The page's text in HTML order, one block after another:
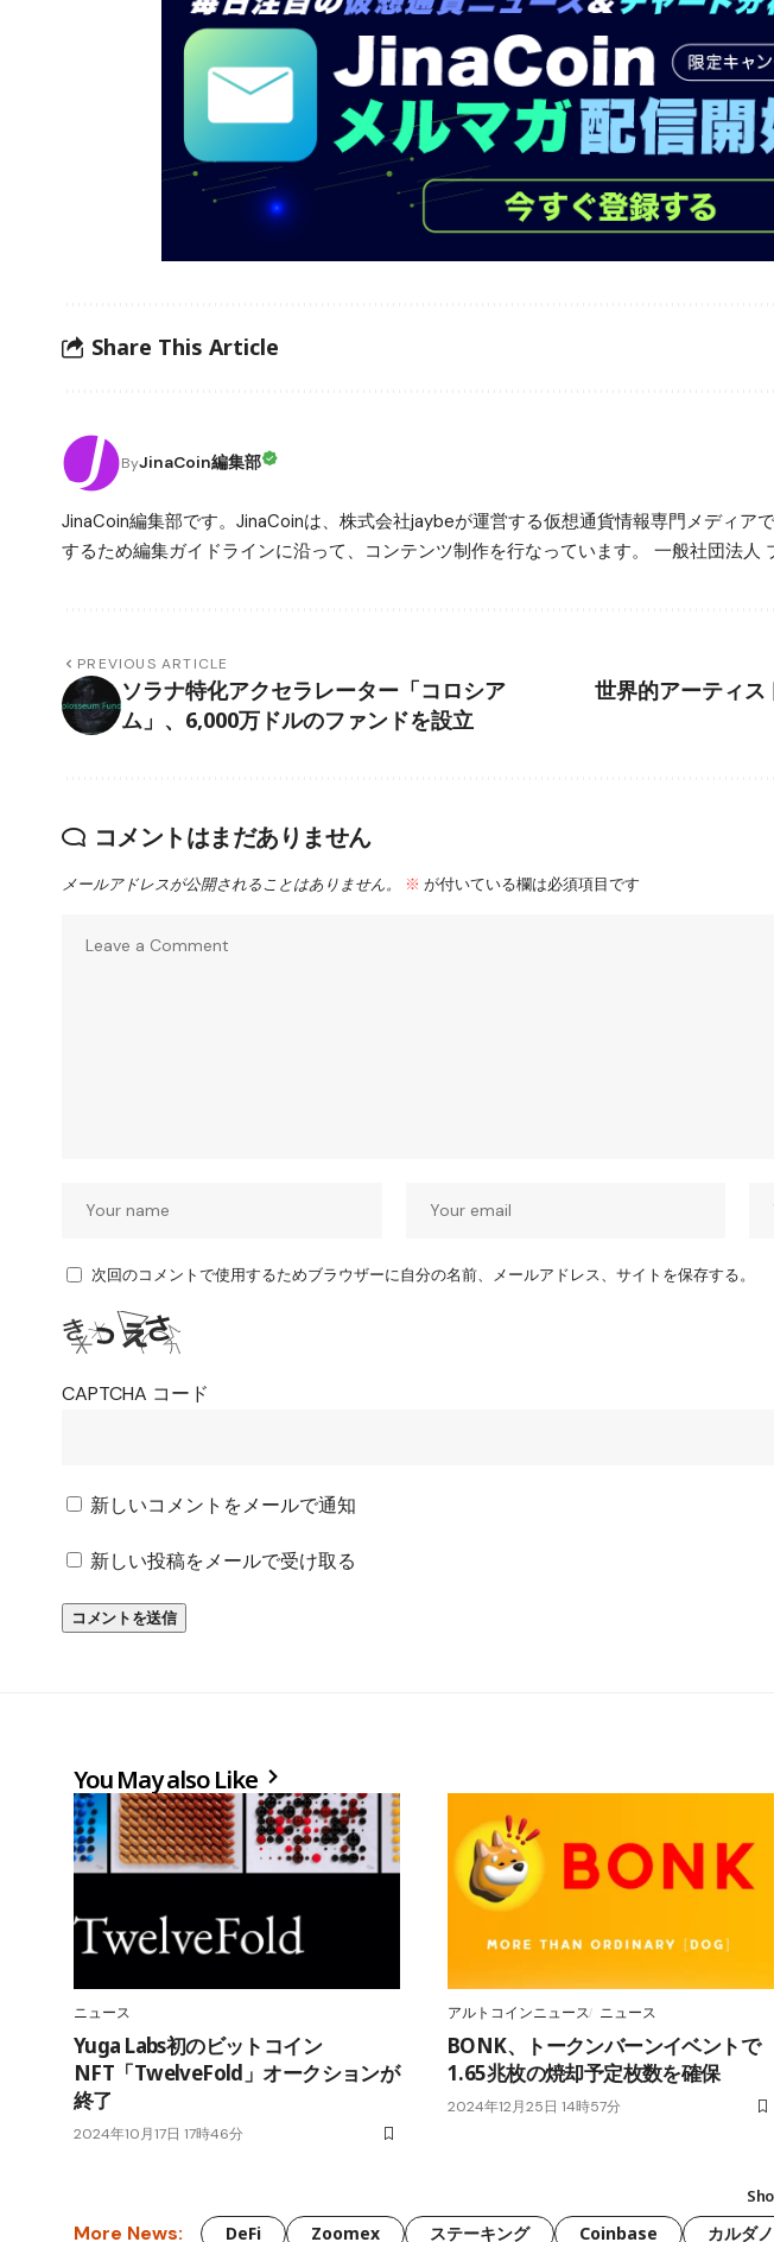
Share This Article
ByJinaCoin編集部
JinaCoin編集部です。JinaCoinは、株式会社jaybeが運営する仮想通貨情報専門メディア
するため編集ガイドラインに沿って、コンテンツ制作を行なっています。 一般社団法人
PREVIOUS ARTICLE
ソラナ特化アクセラレーター「コロシア
ム」、6,000万ドルのファンドを設立
世界的アーティス
コメントはまだありません
メールアドレスが公開されることはありません。 ※ が付いている欄は必須項目です
次回のコメントで使用するためブラウザーに自分の名前、メールアドレス、サイトを保存する。
CAPTCHA コード
新しいコメントをメールで通知
新しい投稿をメールで受け取る
You May also Like
ニュース
Yuga Labs初のビットコイン
NFT「TwelveFold」オークションが
終了
2024年10月17日 17時46分
アルトコインニュース ニュース
BONK、トークンバーンイベントで
1.65兆枚の焼却予定枚数を確保
2024年12月25日 14時57分
More News: DeFi Zoomex ステーキング Coinbase カルダ